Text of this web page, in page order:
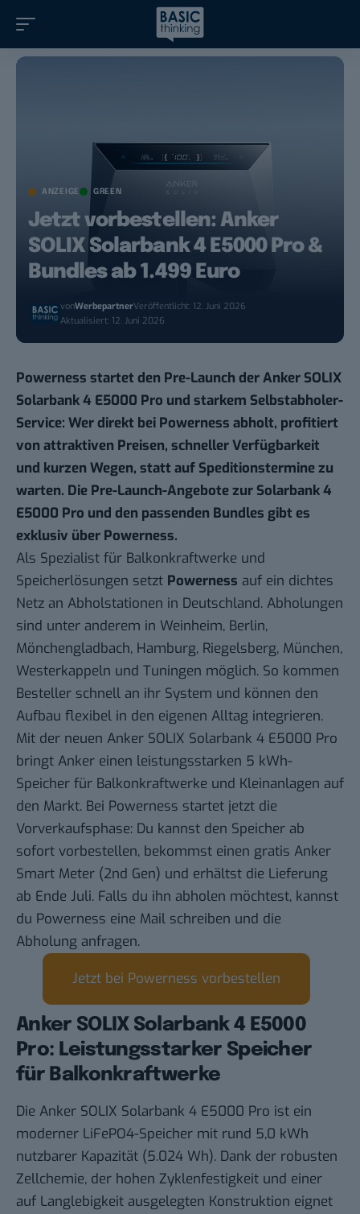
ANZEIGE GREEN
Jetzt vorbestellen: Anker
SOLIX Solarbank 4 E5000 Pro &
Bundles ab 1.499 Euro
vonWerbepartnerVeröffentlicht: 12. Juni 2026
Aktualisiert: 12. Juni 2026
Powerness startet den Pre-Launch der Anker SOLIX
Solarbank 4 E5000 Pro und starkem Selbstabholer-
Service: Wer direkt bei Powerness abholt, profitiert
von attraktiven Preisen, schneller Verfügbarkeit
und kurzen Wegen, statt auf Speditionstermine zu
warten. Die Pre-Launch-Angebote zur Solarbank 4
E5000 Pro und den passenden Bundles gibt es
exklusiv über Powerness.
Als Spezialist für Balkonkraftwerke und
Speicherlösungen setzt Powerness auf ein dichtes
Netz an Abholstationen in Deutschland. Abholungen
sind unter anderem in Weinheim, Berlin,
Mönchengladbach, Hamburg, Riegelsberg, München,
Westerkappeln und Tuningen möglich. So kommen
Besteller schnell an ihr System und können den
Aufbau flexibel in den eigenen Alltag integrieren.
Mit der neuen Anker SOLIX Solarbank 4 E5000 Pro
bringt Anker einen leistungsstarken 5 kWh-
Speicher für Balkonkraftwerke und Kleinanlagen auf
den Markt. Bei Powerness startet jetzt die
Vorverkaufsphase: Du kannst den Speicher ab
sofort vorbestellen, bekommst einen gratis Anker
Smart Meter (2nd Gen) und erhältst die Lieferung
ab Ende Juli. Falls du ihn abholen möchtest, kannst
du Powerness eine Mail schreiben und die
Abholung anfragen.
Jetzt bei Powerness vorbestellen
Anker SOLIX Solarbank 4 E5000
Pro: Leistungsstarker Speicher
für Balkonkraftwerke
Die Anker SOLIX Solarbank 4 E5000 Pro ist ein
moderner LiFePO4-Speicher mit rund 5,0 kWh
nutzbarer Kapazität (5.024 Wh). Dank der robusten
Zellchemie, der hohen Zyklenfestigkeit und einer
auf Langlebigkeit ausgelegten Konstruktion eignet